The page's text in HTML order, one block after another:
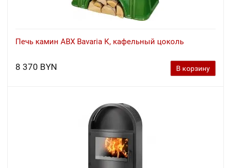
Печь камин ABX Bavaria К, кафельный цоколь
8 370 BYN В корзину